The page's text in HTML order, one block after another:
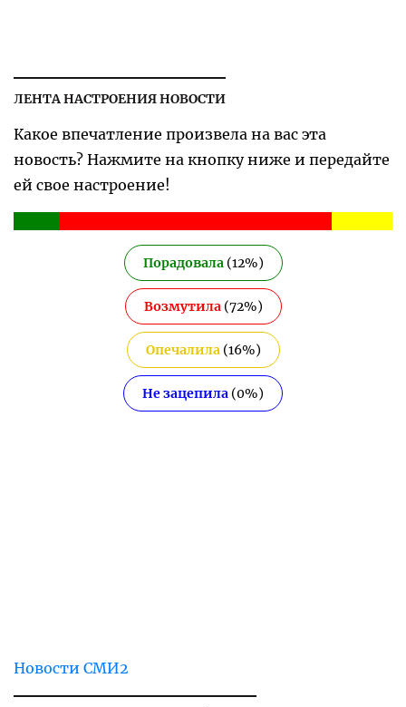
ЛЕНТА НАСТРОЕНИЯ НОВОСТИ
Какое впечатление произвела на вас эта
новость? Нажмите на кнопку ниже и передайте
ей свое настроение!
Порадовала(12%)
Возмутила(72%)
Опечалила(16%)
Не зацепила (0%)
Новости СМИ2